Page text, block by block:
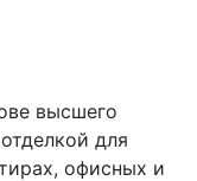
высшего
для
офисных и